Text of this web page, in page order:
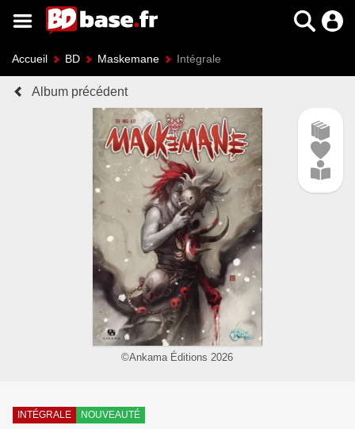
Accueil BD Maskemane Intégrale
Album précédent
©Ankama Éditions 2026
INTÉGRALE NOUVEAUTÉ